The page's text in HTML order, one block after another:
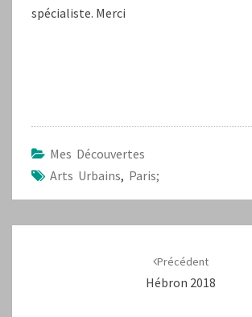
spécialiste. Merci
Mes Découvertes
Arts Urbains, Paris;
Précédent
Hébron 2018